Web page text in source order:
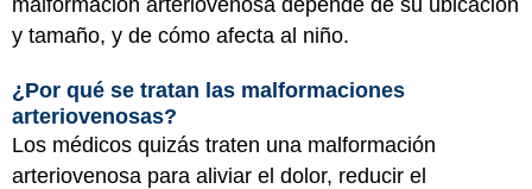
y tamaño, y de cómo afecta al niño.
¿Por qué se tratan las malformaciones
arteriovenosas?
Los médicos quizás traten una malformación
arteriovenosa para aliviar el dolor, reducir el